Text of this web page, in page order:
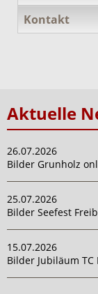
Kontakt
Aktuelle
26.07.2026
Bilder Grunholz
25.07.2026
Bilder Seefest
15.07.2026
Bilder Jubiläum